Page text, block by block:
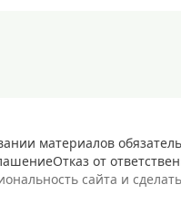
материалов
Отказ от
сайта и